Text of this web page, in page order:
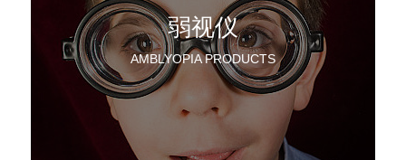
弱视仪
AMBLYOPIA PRODUCTS